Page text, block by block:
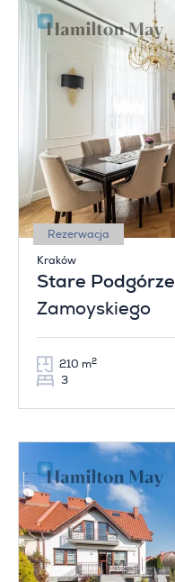
Rezerwacja
Kraków
Stare Podgórze
Zamoyskiego
210 m2
3